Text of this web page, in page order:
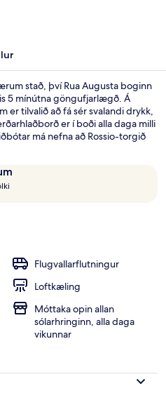
stað, því Rua Augusta boginn
5 mínútna göngufjarlægð. Á
er tilvalið að fá sér svalandi drykk,
er í boði alla daga milli
má nefna að Rossio-torgið
er stutt frá
er í 2 mínútna
í 3 mínútna.
p
p
e
n
Flugvallarflutningur
Loftkæling
Móttaka opin allan
sólarhringinn, alla daga
vikunnar